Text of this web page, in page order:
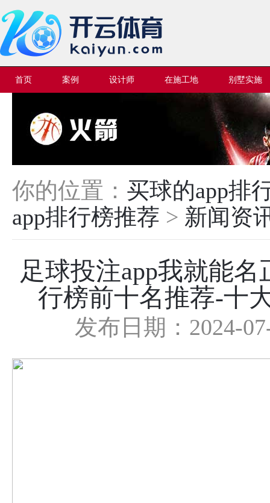
首页 案例 设计师 在施工地 别墅实施
你的位置： 买球的app排
app排行榜推荐 > 新闻资
足球投注app我就能
行榜前十名推荐-十
发布日期：2024-